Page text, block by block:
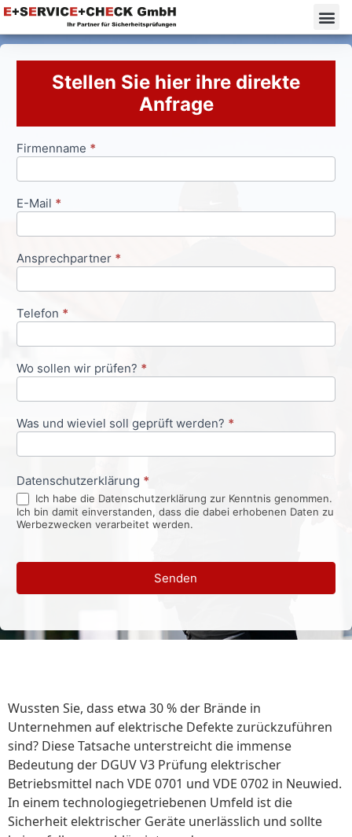
Stellen Sie hier ihre direkte
Anfrage
Anfrageformular
Firmenname *
E-Mail *
Ansprechpartner *
Telefon *
Wo sollen wir prüfen? *
Was und wieviel soll geprüft werden? *
Datenschutzerklärung *
Ich habe die Datenschutzerklärung zur Kenntnis genommen.
Ich bin damit einverstanden, dass die dabei erhobenen Daten zu
Werbezwecken verarbeitet werden.
Senden
Wussten Sie, dass etwa 30 % der Brände in
Unternehmen auf elektrische Defekte zurückzuführen
sind? Diese Tatsache unterstreicht die immense
Bedeutung der DGUV V3 Prüfung elektrischer
Betriebsmittel nach VDE 0701 und VDE 0702 in Neuwied.
In einem technologiegetriebenen Umfeld ist die
Sicherheit elektrischer Geräte unerlässlich und sollte